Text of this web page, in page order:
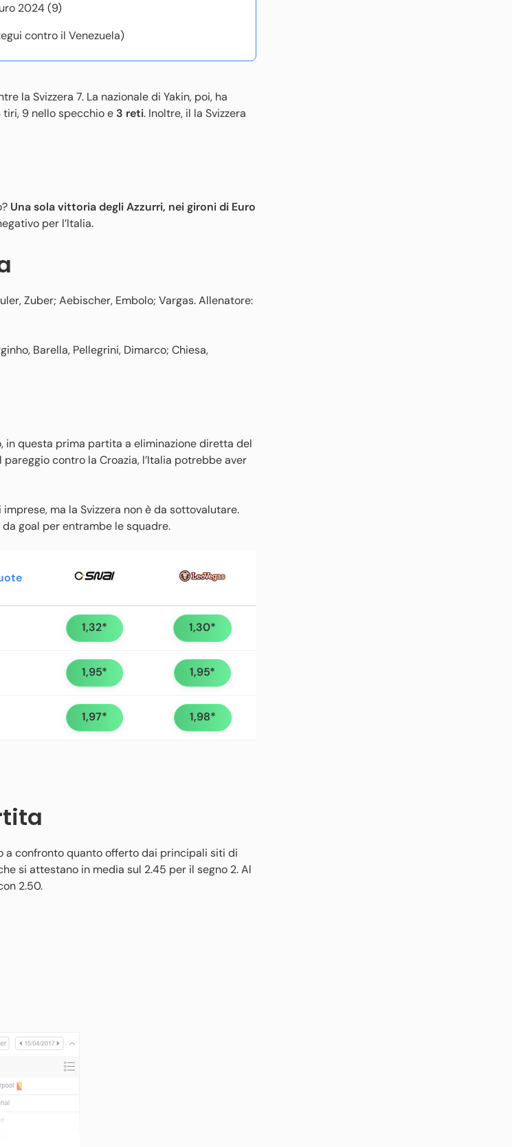
2024 (9)
contro il Venezuela)
la Svizzera 7. La nazionale di Yakin, poi, ha
tiri, 9 nello specchio e 3 reti. Inoltre, il la Svizzera
Una sola vittoria degli Azzurri, nei gironi di Euro
per l’Italia.
Zuber; Aebischer, Embolo; Vargas. Allenatore:
Barella, Pellegrini, Dimarco; Chiesa,
in questa prima partita a eliminazione diretta del
contro la Croazia, l’Italia potrebbe aver
ma la Svizzera non è da sottovalutare.
goal per entrambe le squadre.
1,32* 1,30*
1,95* 1,95*
1,97* 1,98*
a confronto quanto offerto dai principali siti di
si attestano in media sul 2.45 per il segno 2. Al
2.50.